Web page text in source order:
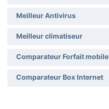
Meilleur Antivirus
Meilleur climatiseur
Comparateur Forfait mobile
Comparateur Box Internet